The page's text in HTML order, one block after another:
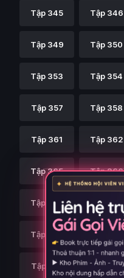
Tập 345 Tập 346
Tập 349 Tập 350
Tập 353 Tập 354
Tập 357 Tập 358
Tập 361 Tập 362
Tập 365 Tập 366
Tập 369 Tập 370
Tập 373 Tập 374
Tập 377 Tập 378